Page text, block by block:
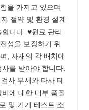
을 가지고 있으며
절약 및 환경 설계
니다. ♥원료 관리
성을 보장하기 위
, 자재의 각 배치에
를 받아야 합니다.
사 부서와 타사 테
에 대한 내부 품질
및 기기 테스트 소